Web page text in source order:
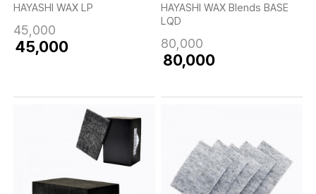
HAYASHI WAX LP
45,000
45,000
HAYASHI WAX Blends BASE
LQD
80,000
80,000